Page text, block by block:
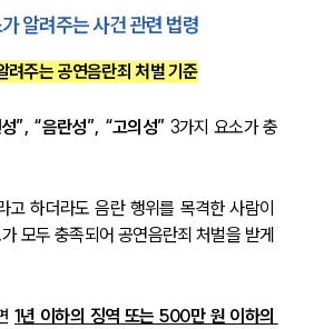
알려주는 사건 관련 법령
주는 공연음란죄 처벌 기준
”, “음란성”, “고의성” 3가지 요소가 충
고 하더라도 음란 행위를 목격한 사람이
모두 충족되어 공연음란죄 처벌을 받게
1년 이하의 징역 또는 500만 원 이하의